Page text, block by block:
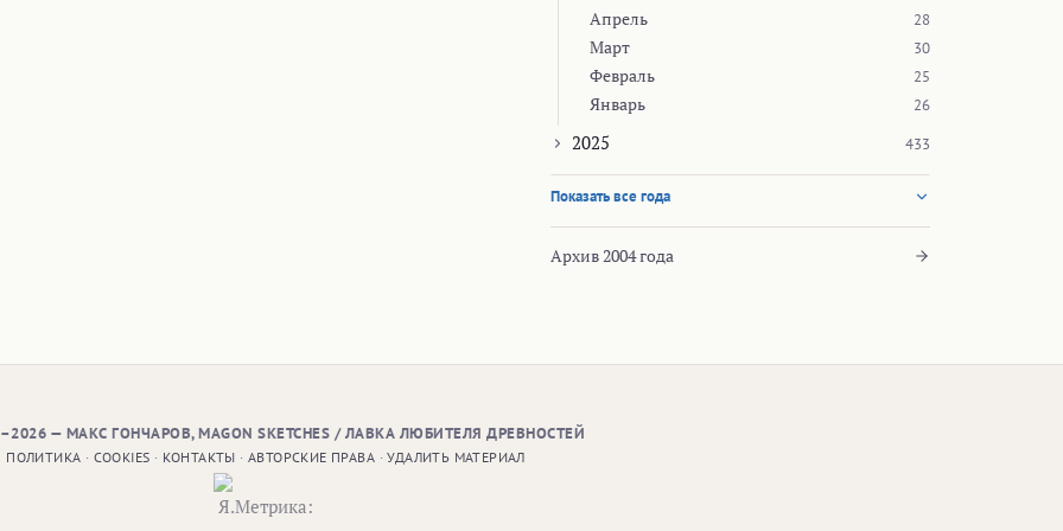
Апрель 28
Март 30
Февраль 25
Январь 26
2025 433
Показать все года
Архив 2004 года
— МАКС ГОНЧАРОВ, MAGON SKETCHES / ЛАВКА ЛЮБИТЕЛЯ ДРЕВНОСТЕЙ
ПОЛИТИКА · COOKIES · КОНТАКТЫ ·АВТОРСКИЕ ПРАВА ·УДАЛИТЬ МАТЕРИАЛ